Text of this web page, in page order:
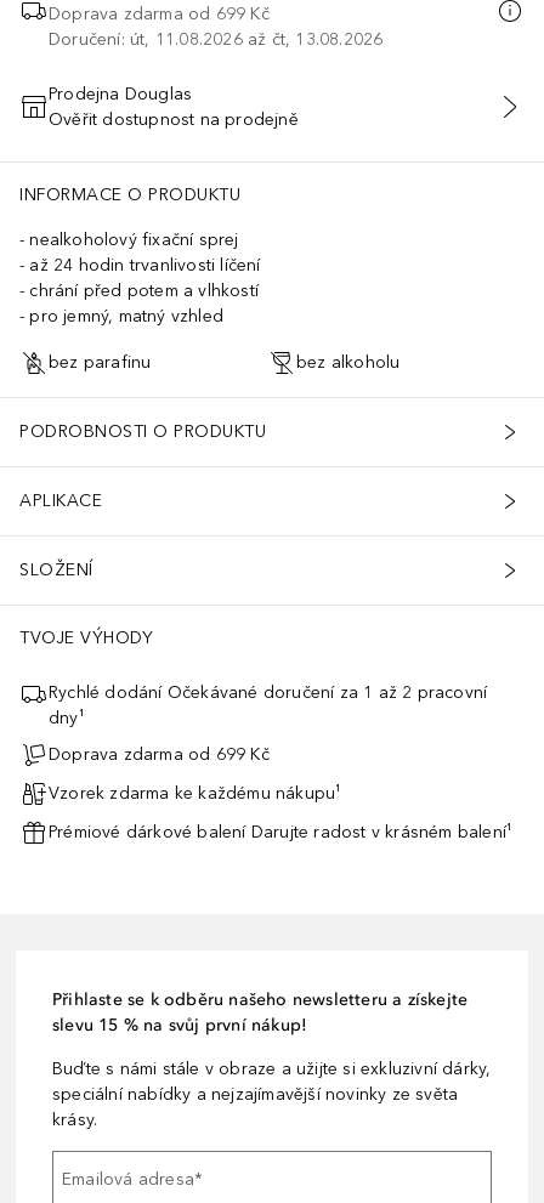
Doprava zdarma od 699 Kč
Doručení: út, 11.08.2026 až čt, 13.08.2026
PŘIDAT DO KOŠÍKU
Prodejna Douglas
Ověřit dostupnost na prodejně
INFORMACE O PRODUKTU
nealkoholový fixační sprej
až 24 hodin trvanlivosti líčení
chrání před potem a vlhkostí
pro jemný, matný vzhled
bez parafinu bez alkoholu
PODROBNOSTI O PRODUKTU
APLIKACE
SLOŽENÍ
TVOJE VÝHODY
Rychlé dodání Očekávané doručení za 1 až 2 pracovní
dny¹
Doprava zdarma od 699 Kč
Vzorek zdarma ke každému nákupu¹
Prémiové dárkové balení Darujte radost v krásném balení¹
Přihlaste se k odběru našeho newsletteru a získejte
slevu 15 % na svůj první nákup!
Buďte s námi stále v obraze a užijte si exkluzivní dárky,
speciální nabídky a nejzajímavější novinky ze světa
krásy.
Emailová adresa*